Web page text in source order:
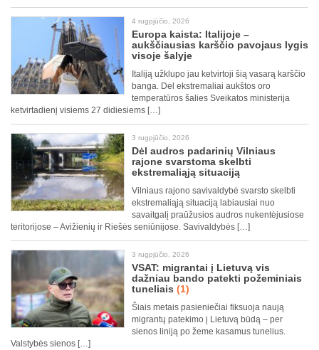
4 rugpjūčio, 2026
Europa kaista: Italijoje –
aukščiausias karščio pavojaus lygis
visoje šalyje
Italiją užklupo jau ketvirtoji šią vasarą karščio
banga. Dėl ekstremaliai aukštos oro
temperatūros šalies Sveikatos ministerija
ketvirtadienį visiems 27 didiesiems […]
3 rugpjūčio, 2026
Dėl audros padarinių Vilniaus
rajone svarstoma skelbti
ekstremaliąją situaciją
Vilniaus rajono savivaldybė svarsto skelbti
ekstremaliąją situaciją labiausiai nuo
savaitgalį praūžusios audros nukentėjusiose
teritorijose – Avižienių ir Riešės seniūnijose. Savivaldybės […]
3 rugpjūčio, 2026
VSAT: migrantai į Lietuvą vis
dažniau bando patekti požeminiais
tuneliais (1)
Šiais metais pasieniečiai fiksuoja naują
migrantų patekimo į Lietuvą būdą – per
sienos liniją po žeme kasamus tunelius.
Valstybės sienos […]